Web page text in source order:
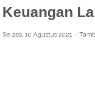
Keuangan
Selasa, 10 Agustus 2021